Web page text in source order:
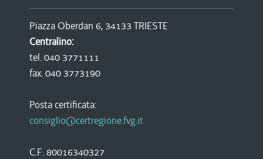
Piazza Oberdan 6, 34133 TRIESTE
Centralino:
tel. 040 3771111
fax. 040 3773190
Posta certificata:
consiglio@certregione.fvg.it
C.F. 80016340327